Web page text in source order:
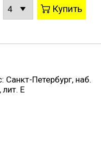
Купить
Петербург, наб.
Е